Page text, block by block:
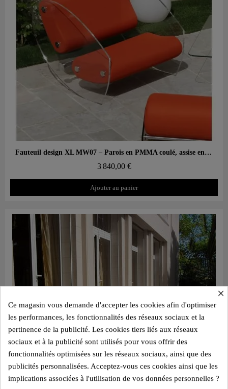
Aperçu rapide Fauteuil design XL MW07 – Parois en PMMA coulé, assise en mousse alvéolaire
3 840,00 €
Ajouter au panier
×
Ce magasin vous demande d'accepter les cookies afin d'optimiser
les performances, les fonctionnalités des réseaux sociaux et la
pertinence de la publicité. Les cookies tiers liés aux réseaux
sociaux et à la publicité sont utilisés pour vous offrir des
fonctionnalités optimisées sur les réseaux sociaux, ainsi que des
publicités personnalisées. Acceptez-vous ces cookies ainsi que les
implications associées à l'utilisation de vos données personnelles ?